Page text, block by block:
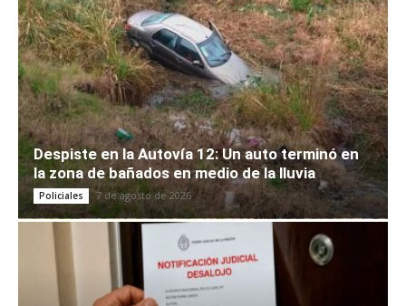
Despiste en la Autovía 12: Un auto terminó en
la zona de bañados en medio de la lluvia
Policiales 7 de agosto de 2026